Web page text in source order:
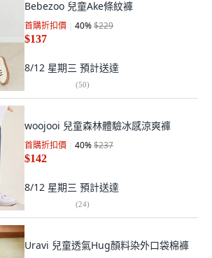
Bebezoo 兒童Ake條紋褲
首購折扣價 40%$229
$137
8/12 星期三 預計送達
(50)
woojooi 兒童森林體驗冰感涼爽褲
首購折扣價 40%$237
$142
8/12 星期三 預計送達
(24)
Uravi 兒童透氣Hug顏料染外口袋棉褲